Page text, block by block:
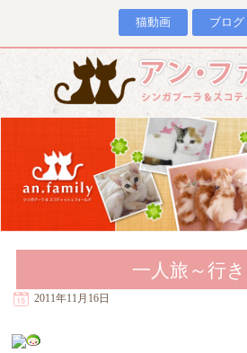
猫動画 ブログ
一人旅～行
2011年11月16日